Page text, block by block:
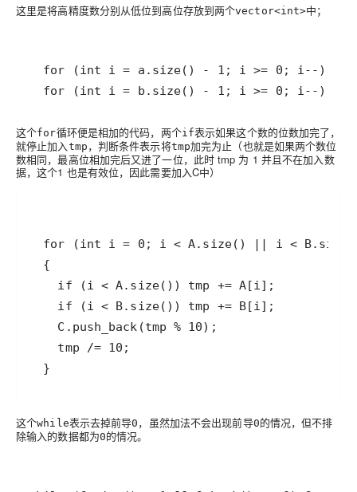
这里是将高精度数分别从低位到高位存放到两个vector<int>中；
for (int i = b.size() - 1; i >= 0; i--)
这个for循环便是相加的代码，两个if表示如果这个数的位数加完了，
就停止加入tmp ，判断条件表示将tmp加完为止（也就是如果两个数位
数相同，最高位相加完后又进了一位，此时 tmp 为 1 并且不在加入数
据，这个1 也是有效位，因此需要加入C中）
  }
这个while表示去掉前导0 ，虽然加法不会出现前导0的情况，但不排
除输入的数据都为0的情况。